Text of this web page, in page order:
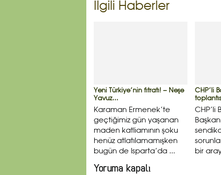
İlgili Haberler
Yeni Türkiye’nin fıtratı! – Neşe
Yavuz...
Karaman Ermenek’te
geçtiğimiz gün yaşanan
maden katliamının şoku
henüz atlatılamamışken
bugün de Isparta’da ...
CHP’li
CHP’li
bir
Yoruma kapalı